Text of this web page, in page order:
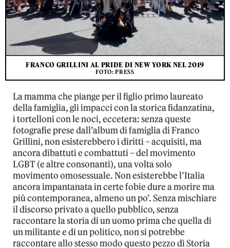
FRANCO GRILLINI AL PRIDE DI NEW YORK NEL 2019
FOTO: PRESS
La mamma che piange per il figlio primo laureato
della famiglia, gli impacci con la storica fidanzatina,
i tortelloni con le noci, eccetera: senza queste
fotografie prese dall’album di famiglia di Franco
Grillini, non esisterebbero i diritti – acquisiti, ma
ancora dibattuti e combattuti – del movimento
LGBT (e altre consonanti), una volta solo
movimento omosessuale. Non esisterebbe l’Italia
ancora impantanata in certe fobie dure a morire ma
più contemporanea, almeno un po’. Senza mischiare
il discorso privato a quello pubblico, senza
raccontare la storia di un uomo prima che quella di
un militante e di un politico, non si potrebbe
raccontare allo stesso modo questo pezzo di Storia